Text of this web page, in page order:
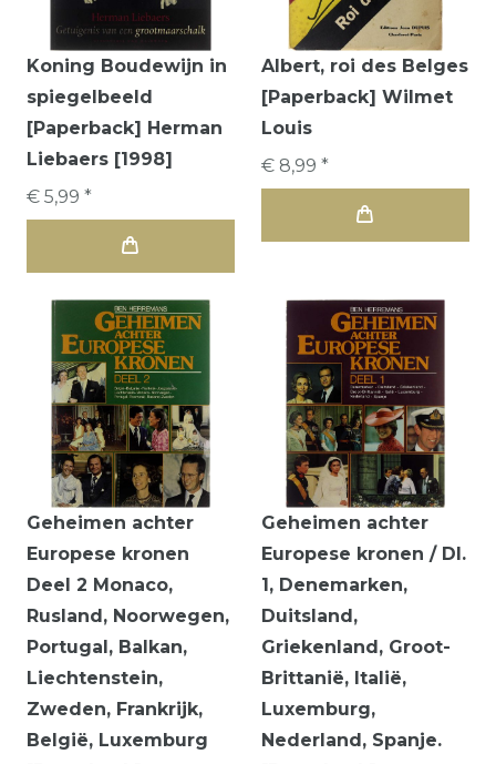
Koning Boudewijn in
spiegelbeeld
[Paperback] Herman
Liebaers [1998]
€ 5,99 *
Albert, roi des Belges
[Paperback] Wilmet
Louis
€ 8,99 *
Geheimen achter
Europese kronen
Deel 2 Monaco,
Rusland, Noorwegen,
Portugal, Balkan,
Liechtenstein,
Zweden, Frankrijk,
België, Luxemburg
Geheimen achter
Europese kronen / Dl.
1, Denemarken,
Duitsland,
Griekenland, Groot-
Brittanië, Italië,
Luxemburg,
Nederland, Spanje.